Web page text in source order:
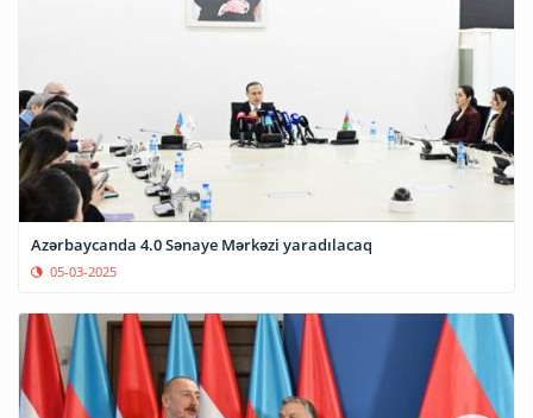
Azərbaycanda 4.0 Sənaye Mərkəzi yaradılacaq
05-03-2025